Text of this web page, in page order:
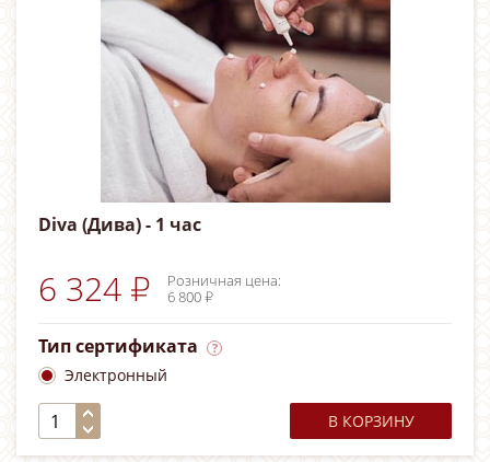
Diva (Дива) - 1 час
6 324 ₽
Розничная цена:
6 800 ₽
Тип сертификата
Электронный
В КОРЗИНУ